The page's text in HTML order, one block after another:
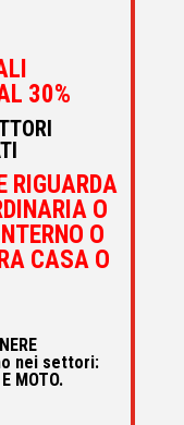
30%
RIGUARDA
O
O
CASA O
nei settori:
MOTO.